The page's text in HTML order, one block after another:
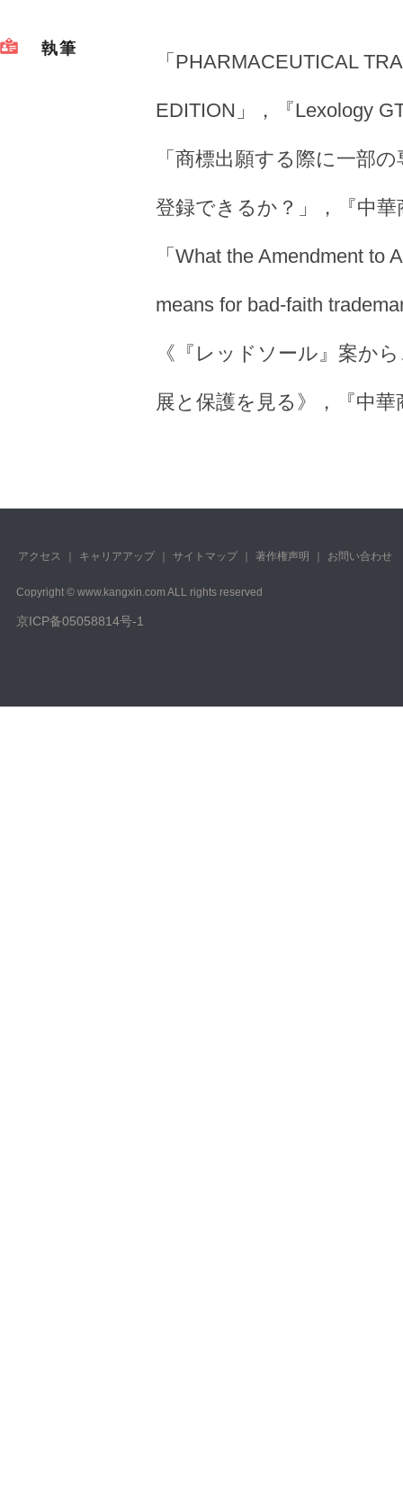
執筆
「PHARMACEUTICAL
EDITION」，『Lexology
「商標出願する際に一部
登録できるか？」，『中華
「What the Amendment to
means for bad-faith
《『レッドソール』案か
展と保護を見る》，『中
アクセス キャリアアップ サイトマップ 著作権声明 お問い合わせ
Copyright © www.kangxin.com ALL rights reserved
京ICP备05058814号-1